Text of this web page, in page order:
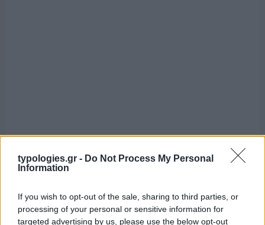
typologies.gr - Do Not Process My Personal
Information
If you wish to opt-out of the sale, sharing to third parties, or
processing of your personal or sensitive information for
targeted advertising by us, please use the below opt-out